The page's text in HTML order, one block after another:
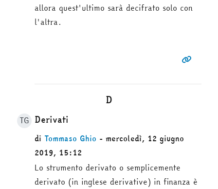
allora quest'ultimo sarà decifrato solo con
l'altra.
D
TG Derivati
di Tommaso Ghio - mercoledì, 12 giugno
2019, 15:12
Lo strumento derivato o semplicemente
derivato (in inglese derivative) in finanza è